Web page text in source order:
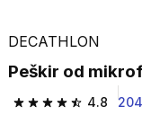
DECATHLON
Peškir od
4.8
4.8 od 5 zvezdica